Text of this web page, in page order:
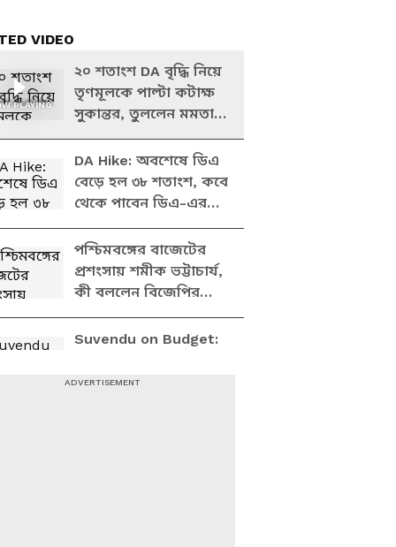
VIDEO
PLAYING
২০ শতাংশ DA বৃদ্ধি নিয়ে
তৃণমূলকে পাল্টা কটাক্ষ
সুকান্তর, তুললেন মমতার
ঘেউ ঘেউ মন্তব্যও
DA Hike: অবশেষে ডিএ
বেড়ে হল ৩৮ শতাংশ, কবে
থেকে পাবেন ডিএ-এর
টাকা?
পশ্চিমবঙ্গের বাজেটের
প্রশংসায় শমীক ভট্টাচার্য,
কী বললেন বিজেপির
রাজ্য সভাপতি?
Suvendu on Budget:
নিয়ে বিরাট ঘোষণা